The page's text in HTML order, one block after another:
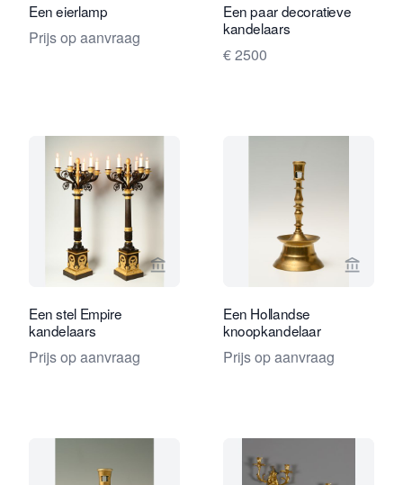
Een eierlamp
Prijs op aanvraag
Een paar decoratieve
kandelaars
€ 2500
Bekijk verkoperspagina van Limburg
Een stel Empire
kandelaars
Prijs op aanvraag
Bekijk
Een Hollandse
knoopkandelaar
Prijs op aanvraag